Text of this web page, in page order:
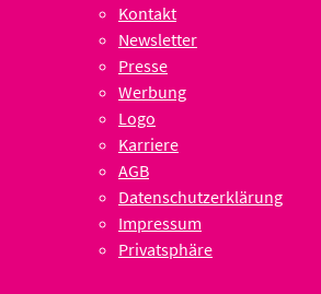
Kontakt
Newsletter
Presse
Werbung
Logo
Karriere
AGB
Datenschutzerklärung
Impressum
Privatsphäre